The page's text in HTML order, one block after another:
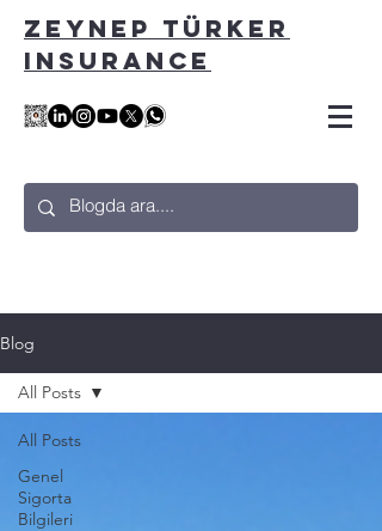
ZEYNEP TÜRKER
INSURANCE
Blog
All Posts
Genel
Sigorta
Bilgileri
All Posts